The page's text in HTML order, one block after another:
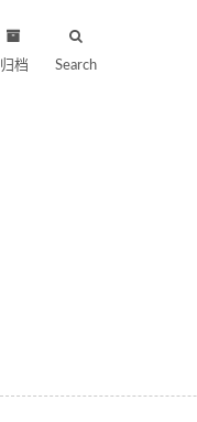
归档 Search